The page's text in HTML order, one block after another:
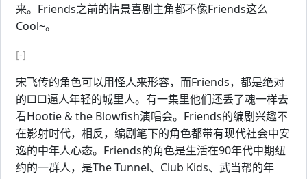
来。Friends之前的情景喜剧主角都不像Friends这么
Cool~。
[-]
宋飞传的角色可以用怪人来形容，而Friends，都是绝对
的□□逼人年轻的城里人。有一集里他们还丢了魂一样去
看Hootie & the Blowfish演唱会。Friends的编剧兴趣不
在影射时代，相反，编剧笔下的角色都带有现代社会中安
逸的中年人心态。Friends的角色是生活在90年代中期纽
约的一群人，是The Tunnel、Club Kids、武当帮的年